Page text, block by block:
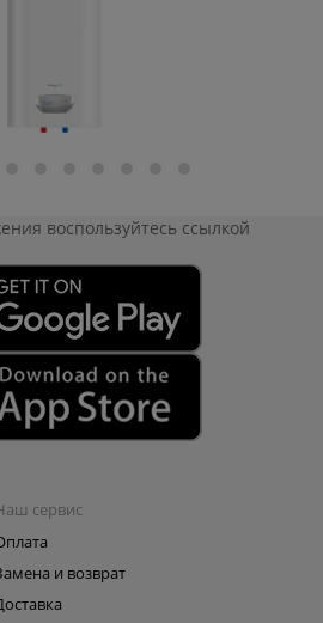
воспользуйтесь ссылкой
сервис
и возврат